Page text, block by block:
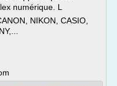
numérique. L
NIKON, CASIO,